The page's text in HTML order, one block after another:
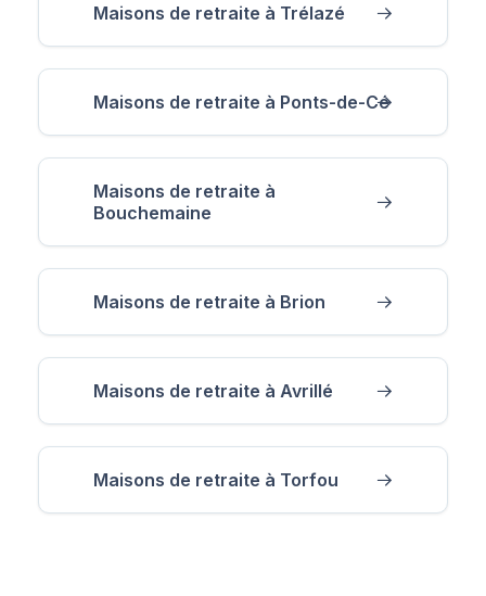
Maisons de retraite à Trélazé
Maisons de retraite à Ponts-de-Cé
Maisons de retraite à
Bouchemaine
Maisons de retraite à Brion
Maisons de retraite à Avrillé
Maisons de retraite à Torfou